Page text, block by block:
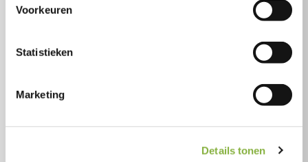
Voorkeuren
Statistieken
Marketing
Details tonen
Wil jij individuele begeleiding?
Dit zijn de stappen.
Kies de hulp die je nodig hebt
Wil je graag individuele begeleiding? Maar weet